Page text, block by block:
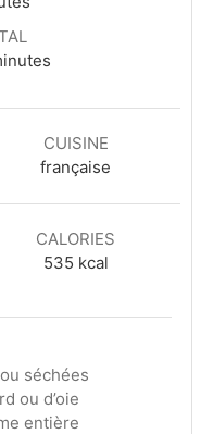
CUISINE
française
CALORIES
535 kcal
séchées
ou d’oie
entière